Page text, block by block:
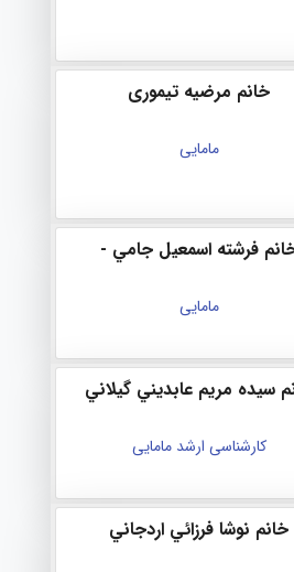
خانم مرضیه تیموری
مامایی
فرشته اسمعيل جامي -
مامایی
سيده مريم عابديني گيلاني
کارشناسی ارشد مامایی
خانم نوشا فرزائي اردجاني